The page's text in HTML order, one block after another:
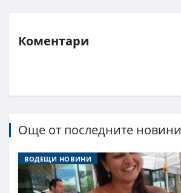
Коментари
Още от последните новини
ВОДЕЩИ НОВИНИ